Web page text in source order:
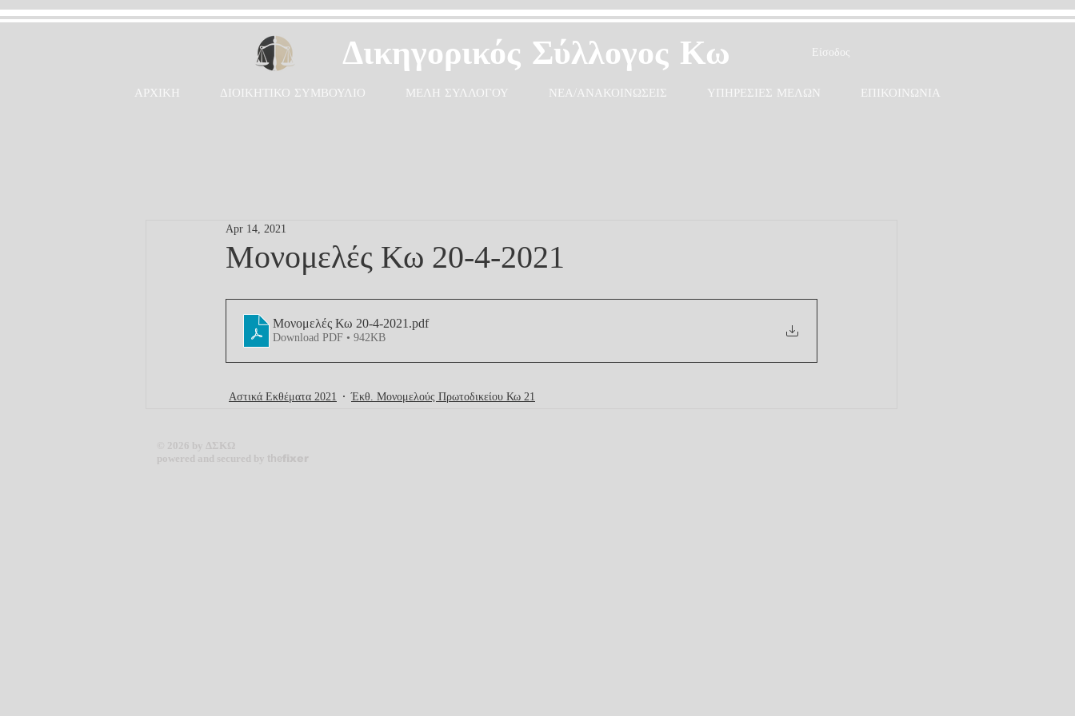
Δικηγορικός Σύλλογος Κω Είσοδος
ΑΡΧΙΚΗ ΔΙΟΙΚΗΤΙΚΟ ΣΥΜΒΟΥΛΙΟ ΜΕΛΗ ΣΥΛΛΟΓΟΥ ΝΕΑ/ΑΝΑΚΟΙΝΩΣΕΙΣ ΥΠΗΡΕΣΙΕΣ ΜΕΛΩΝ ΕΠΙΚΟΙΝΩΝΙΑ
Μονομελές Κω 20-4-2021
Apr 14, 2021
Μονομελές Κω 20-4-2021 .pdf
Download PDF • 942KB
Αστικά Εκθέματα 2021 Έκθ. Μονομελούς Πρωτοδικείου Κω 21
© 2026 by ΔΣΚΩ
powered and secured by thefixer